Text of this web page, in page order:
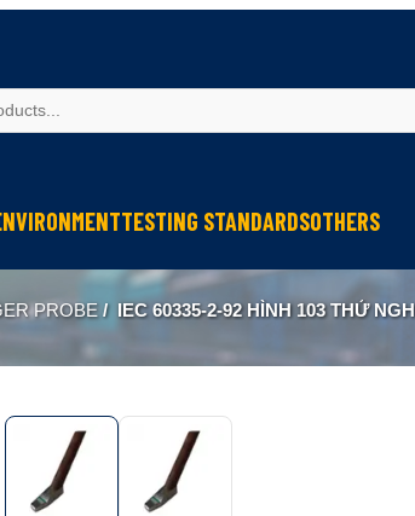
Weather Testing
Climate & Environment Chamber
Sound & Vibration
Air Quality
TESTING STANDARDS
IEC Testing
Fire Resistance Testing
Sound & Vibration
Air Quality
OTHERS
Cable
Optical
PROBE / IEC 60335-2-92 HÌNH 103 THỬ NGHIỆM ĐẦU DÒ NGÓN TAY ĐẦU DÒ CHÂN